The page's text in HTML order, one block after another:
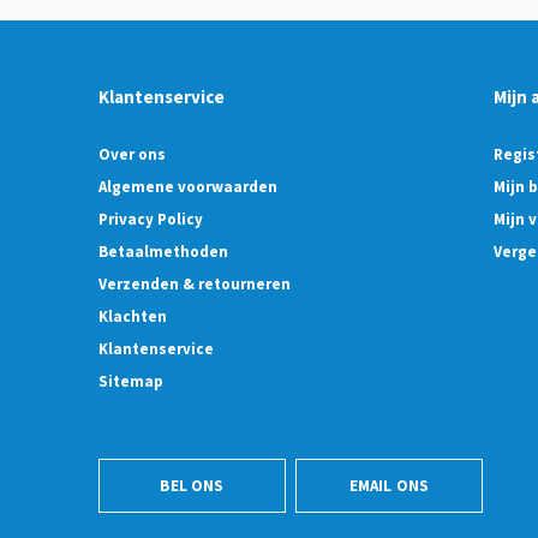
Klantenservice
Over ons
Algemene voorwaarden
Privacy Policy
Betaalmethoden
Verzenden & retourneren
Klachten
Klantenservice
Sitemap
Mijn
Mijn
Mijn
BEL ONS EMAIL ONS